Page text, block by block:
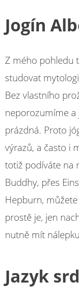
Jogín
Z mého pohledu
studovat
Bez vlastního
neporozumíme
prázdná. Proto
výrazů, a často i
totiž podíváte na
Buddhy, přes
Hepburn,
prostě je, jen
nutně mít
Jazyk